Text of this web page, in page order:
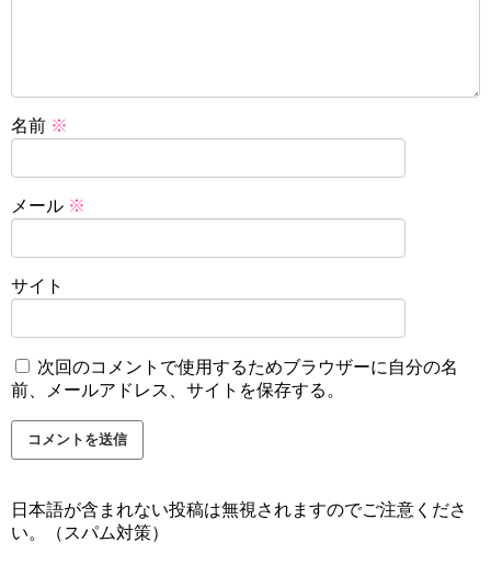
名前 ※
メール ※
サイト
次回のコメントで使用するためブラウザーに自分の名
前、メールアドレス、サイトを保存する。
日本語が含まれない投稿は無視されますのでご注意くださ
い。（スパム対策）